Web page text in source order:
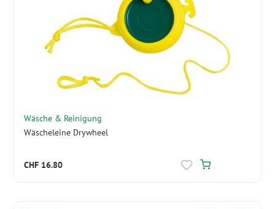
Wäsche & Reinigung
Wäscheleine Drywheel
CHF 16.80